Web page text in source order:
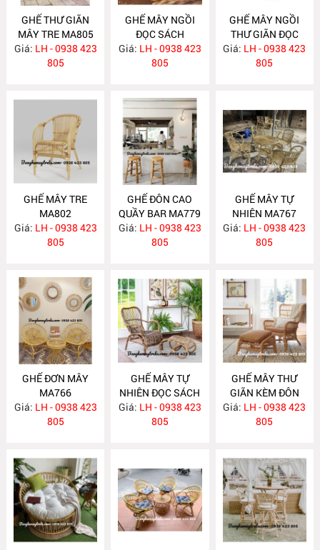
GHẾ THƯ GIÃN
MÂY TRE MA805
Giá: LH - 0938 423
805
GHẾ MÂY NGỒI
ĐỌC SÁCH
PHÒNG NGỦ
MA804
Giá: LH - 0938 423
805
GHẾ MÂY NGỒI
THƯ GIÃN ĐỌC
SÁCH MA803
Giá: LH - 0938 423
805
GHẾ MÂY TRE
MA802
Giá: LH - 0938 423
805
GHẾ ĐÔN CAO
QUẦY BAR MA779
Giá: LH - 0938 423
805
GHẾ MÂY TỰ
NHIÊN MA767
Giá: LH - 0938 423
805
GHẾ ĐƠN MÂY
MA766
Giá: LH - 0938 423
805
GHẾ MÂY TỰ
NHIÊN ĐỌC SÁCH
KÈM ĐÔN GÁC
CHÂN MA759
Giá: LH - 0938 423
805
GHẾ MÂY THƯ
GIÃN KÈM ĐÔN
GÁC CHÂN MA758
Giá: LH - 0938 423
805